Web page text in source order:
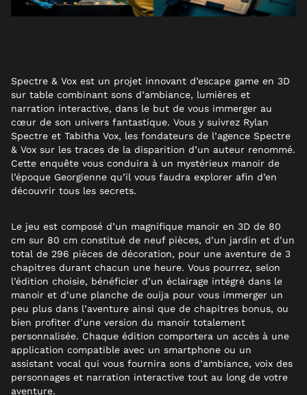
Spectre & Vox est un projet innovant d’escape game en 3D
sur table combinant sons d’ambiance, lumières et
narration interactive, dans le but de vous immerger au
cœur de son univers fantastique. Vous y suivrez Rylan
Spectre et Tabitha Vox, les fondateurs de l’agence Spectre
& Vox sur les traces de la disparition d’un auteur renommé.
Cette enquête vous conduira à un mystérieux manoir de
l’époque Georgienne qu’il vous faudra explorer afin d’en
découvrir tous les secrets.
Le jeu est composé d’un magnifique manoir en 3D de 80
cm sur 80 cm constitué de neuf pièces, d’un jardin et d’un
total de 296 pièces de décoration, pour une aventure de 3
chapitres durant chacun une heure. Vous pourrez, selon
l’édition choisie, bénéficier d’un éclairage intégré dans le
manoir et d’une planche de ouija pour vous immerger un
peu plus dans l’aventure ainsi que de chapitres bonus, ou
bien profiter d’une version du manoir totalement
personnalisée. Chaque édition comportera un accès à une
application compatible avec un smartphone ou un
assistant vocal qui vous fournira sons d’ambiance, voix des
personnages et narration interactive tout au long de votre
aventure.